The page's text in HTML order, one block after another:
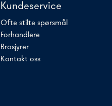
Kundeservice
Ofte stilte spørsmål
Forhandlere
Brosjyrer
Kontakt oss